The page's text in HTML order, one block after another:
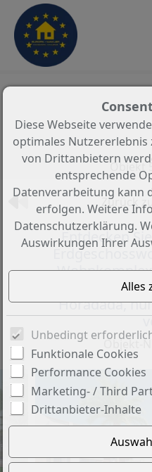
Objekt
Zurück
Entdecken
Molins,
Horadada,
Objekt-
Diese Webseite
optimales
von Drittanbietern
entsprechende
Datenverarbeitung kann
erfolgen. Weitere
Datenschutzerklärung.
Auswirkungen Ihrer
Unbedingt
Funktionale Cookies
Performance Cookies
Marketing- / Third
Drittanbieter-Inhalte